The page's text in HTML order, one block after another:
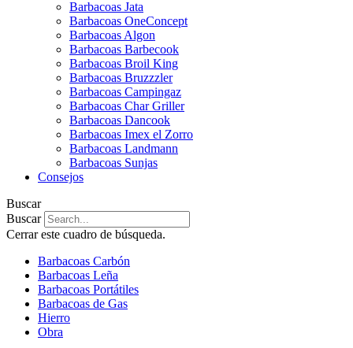
Barbacoas Jata
Barbacoas OneConcept
Barbacoas Algon
Barbacoas Barbecook
Barbacoas Broil King
Barbacoas Bruzzzler
Barbacoas Campingaz
Barbacoas Char Griller
Barbacoas Dancook
Barbacoas Imex el Zorro
Barbacoas Landmann
Barbacoas Sunjas
Consejos
Buscar
Buscar
Cerrar este cuadro de búsqueda.
Barbacoas Carbón
Barbacoas Leña
Barbacoas Portátiles
Barbacoas de Gas
Hierro
Obra